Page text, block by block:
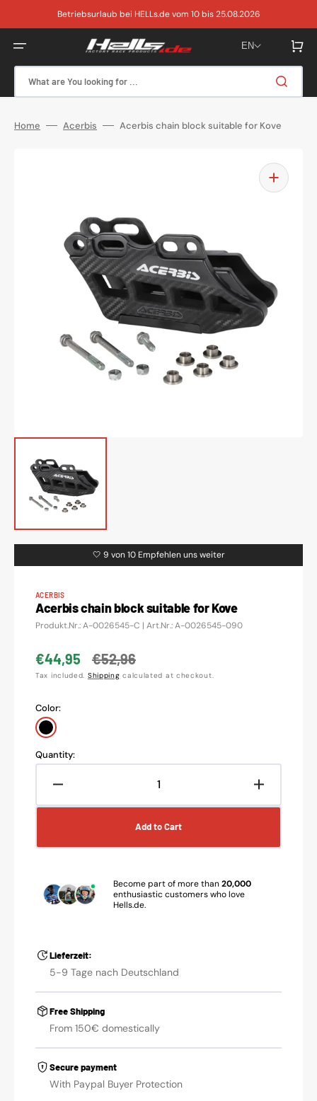
Betriebsurlaub bei HELLs.de vom 10 bis 25.08.2026
What are You looking for ...
EN Cart
Home Acerbis Acerbis chain block suitable for Kove
Open
media
1
in
🤍 9 von 10 Empfehlen uns weiter
ACERBIS
Acerbis chain block suitable for Kove
Translation
Produkt.Nr.: A-0026545-C | Art.Nr.: A-0026545-090
Sale
€44,95
Regular
€52,96
Tax included. Shipping calculated at checkout.
Color:
black
Quantity:
quantity
chain
for
Kove
Increase
quantity
chain
Add to Cart
Become part of more than20,000
enthusiastic customers who love
Hells.de.
Lieferzeit:
5-9 Tage nach Deutschland
Free Shipping
From 150€ domestically
Secure payment
With Paypal Buyer Protection